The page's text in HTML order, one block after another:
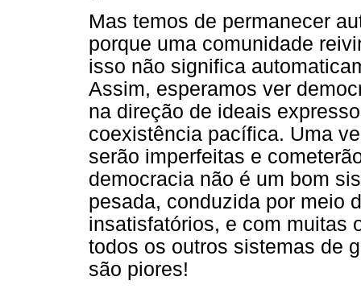
Mas temos de permanecer
porque uma comunidade
isso não significa
Assim, esperamos ver
na direção de ideais
coexistência pacífica. Uma
serão imperfeitas e
democracia não é um bom
pesada, conduzida por meio
insatisfatórios, e com muitas
todos os outros sistemas de
são piores!